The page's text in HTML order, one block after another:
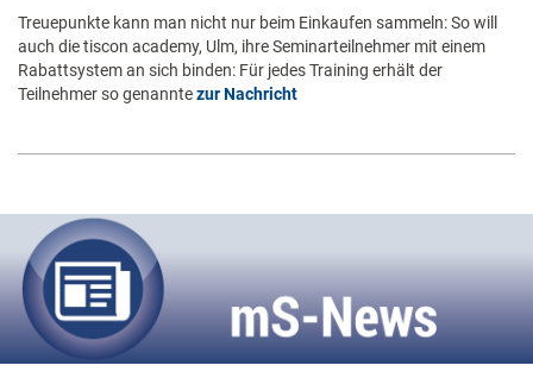
Treuepunkte kann man nicht nur beim Einkaufen sammeln: So will
auch die tiscon academy, Ulm, ihre Seminarteilnehmer mit einem
Rabattsystem an sich binden: Für jedes Training erhält der
Teilnehmer so genanntezur Nachricht